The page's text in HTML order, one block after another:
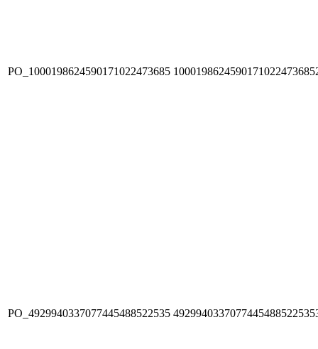
PO_1000198624590171022473685
PO_4929940337077445488522535